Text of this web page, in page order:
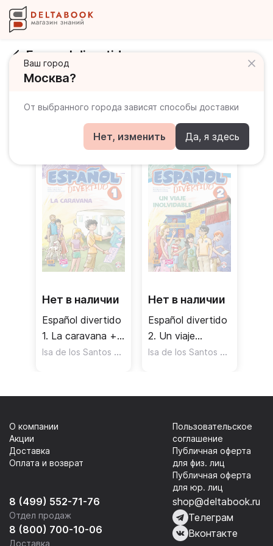
Ваш город
Москва?
От выбранного города зависят способы доставки
Нет, изменить Да, я здесь
Espanol divertido
Развернуть
Все товары Acceso (A1)
Нет в наличии
Español divertido
1. La caravana +
CD
Isa de los Santos David Marin Mora Emilio Jose
Нет в наличии
Español divertido
2. Un viaje
inolvidable + CDIsa de los Santos David
8 (499) 552-71-76
Отдел продаж
8 (800) 700-10-06
Доставка
О компании
Акции
Доставка
Оплата и возврат
Пользовательское
соглашение
Публичная оферта
для физ. лиц
Публичная оферта
для юр. лиц
shop@deltabook.ru
Телеграм
Вконтакте